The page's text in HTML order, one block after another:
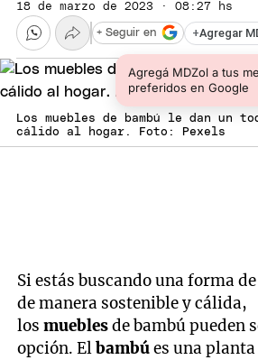
18 de marzo de 2023 · 08:27 hs
+Agregar
Agregá MDZol a tus
preferidos en Google
+ Seguir en
Los muebles de bambú le dan un
cálido al hogar. Foto: Pexels
Si estás buscando una forma
de manera sostenible y cálida,
losmueblesde bambú pueden
opción. Elbambúes una planta